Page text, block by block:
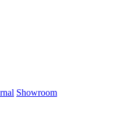
Showroom